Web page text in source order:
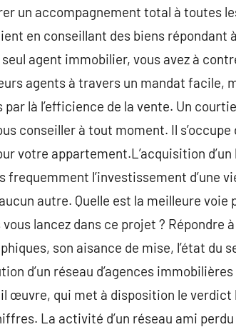
un accompagnement total à toutes
en conseillant des biens répondant
agent immobilier, vous avez à
agents à travers un mandat facile,
par là l’efficience de la vente. Un
conseiller à tout moment. Il s’occupe
votre appartement.L’acquisition
l’investissement d’une
autre. Quelle est la meilleure voie
lancez dans ce projet ? Répondre
son aisance de mise, l’état du
d’un réseau d’agences
œuvre, qui met à disposition le
La activité d’un réseau ami